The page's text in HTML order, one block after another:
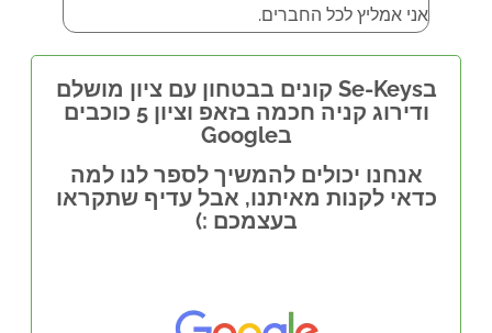
אני אמליץ לכל החברים.
בSe-Keys קונים בבטחון עם ציון מושלם
ודירוג קניה חכמה בזאפ וציון 5 כוכבים
בGoogle
אנחנו יכולים להמשיך לספר לנו למה
כדאי לקנות מאיתנו, אבל עדיף שתקראו
בעצמכם :)